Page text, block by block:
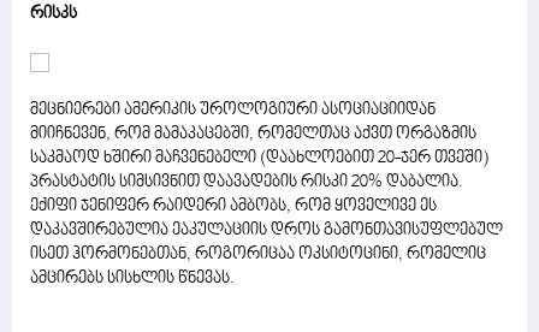
რისკს
მეცნიერები ამერიკის უროლოგიური ასოციაციიდან
მიიჩნევენ, რომ მამაკაცებში, რომელთაც აქვთ ორგაზმის
საკმაოდ ხშირი მაჩვენებელი (დაახლოებით 20-ჯერ თვეში)
პრასტატის სიმსივნით დაავადების რისკი 20% დაბალია.
ექიფი ჯენიფერ რაიდერი ამბობს, რომ ყოველივე ეს
დაკავშირებულია ეაკულაციის დროს გამონთავისუფლებულ
ისეთ ჰორმონებთან, როგორიცაა ოკსიტოცინი, რომელიც
ამცირებს სისხლის წნევას.